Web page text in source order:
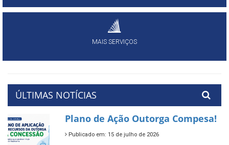
MAIS SERVIÇOS
ÚLTIMAS NOTÍCIAS
Plano de Ação Outorga Compesa!
Publicado em: 15 de julho de 2026